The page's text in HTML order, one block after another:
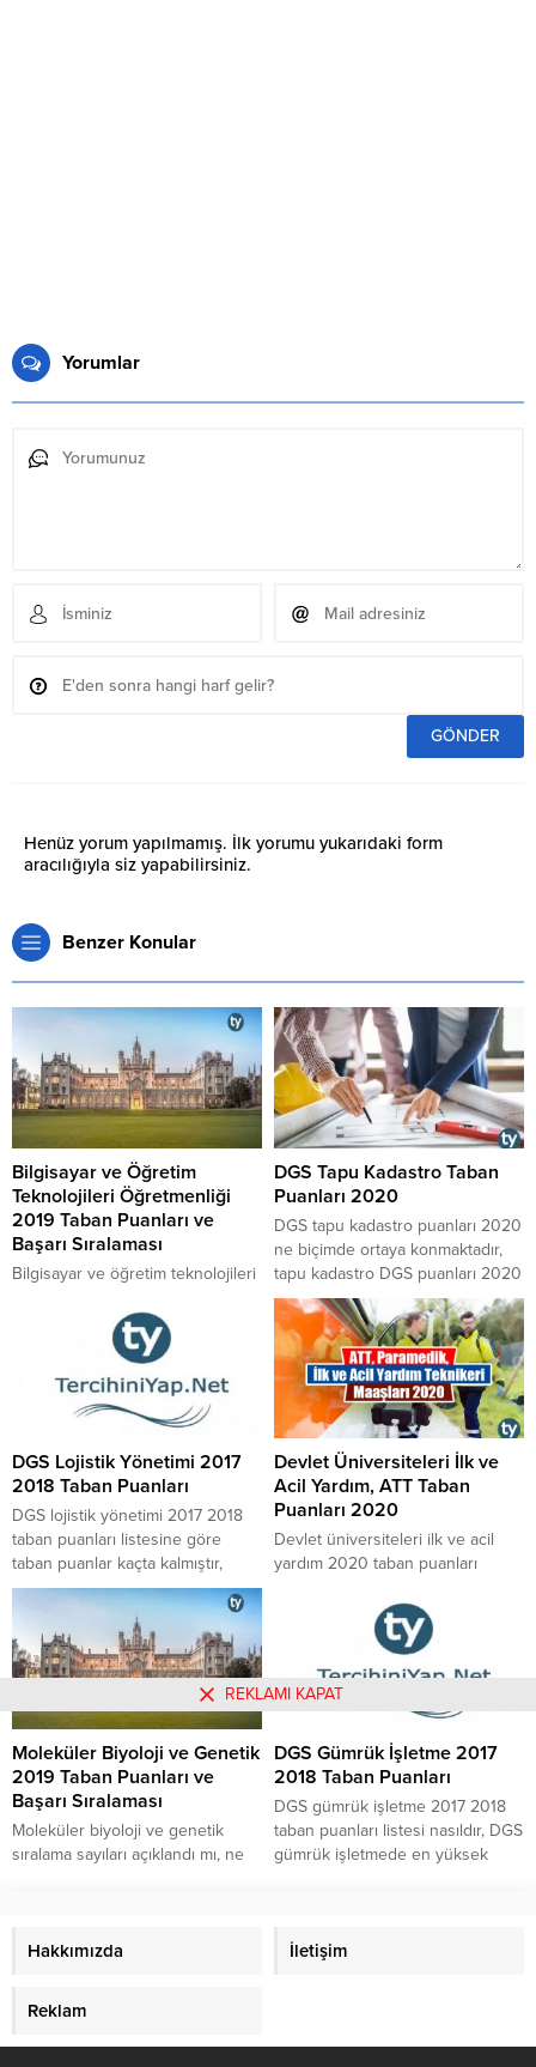
Yorumlar
Henüz yorum yapılmamış. İlk yorumu yukarıdaki form
aracılığıyla siz yapabilirsiniz.
Benzer Konular
Bilgisayar ve Öğretim
Teknolojileri Öğretmenliği
2019 Taban Puanları ve
Başarı Sıralaması
Bilgisayar ve öğretim teknolojileri
türünden tercih edilebilmektedir,
bilgisayar ve öğretim teknolojileri
öğretmenliği taban puanları 2019
listesi nasıldır gibi soruların
cevaplarına buradan
DGS Tapu Kadastro Taban
Puanları 2020
​​​​​​​DGS tapu kadastro puanları 2020
ne biçimde ortaya konmaktadır,
tapu kadastro DGS puanları 2020
tablosunda yer alan puanlar
üzerinden bakıldığında tapu
kadastro bölümüne en düşük ve
en yüksek taban puan ile alan
üniversiteler hangi
üniversitelerdir, DGS tapu
kadastro taban puanlar 2020
kaçlara denk gelmektedir
sorularının cevaplarını ve DGS
tapu kadastro...
DGS Lojistik Yönetimi 2017
2018 Taban Puanları
DGS lojistik yönetimi 2017 2018
taban puanları listesine göre
taban puanlar kaçta kalmıştır,
dikey geçiş sınavına kimler
girebilir sorularının cevaplarına
buradan ulaşabilirsiniz.
Devlet Üniversiteleri İlk ve
Acil Yardım, ATT Taban
Puanları 2020
​​​​​​​Devlet üniversiteleri ilk ve acil
yardım 2020 taban puanları
nasıl ortaya konmaktadır, ilk ve
acil yardım tavan puanları devlette
kaçlarla gelmektedir gibi soruların
cevabına ve devlet üniversiteleri
paramedik taban puanları
erişebilirsiniz.
Moleküler Biyoloji ve Genetik
2019 Taban Puanları ve
Başarı Sıralaması
Moleküler biyoloji ve genetik
sıralama sayıları açıklandı mı, ne
soruların cevaplarına buradan
DGS Gümrük İşletme 2017
2018 Taban Puanları
DGS gümrük işletme 2017 2018
taban puanları listesi nasıldır, DGS
gümrük işletmede en yüksek
Hakkımızda İletişim
Reklam
REKLAMI KAPAT